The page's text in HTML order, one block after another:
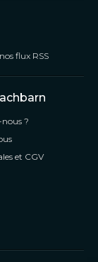
flux RSS
?
et CGV